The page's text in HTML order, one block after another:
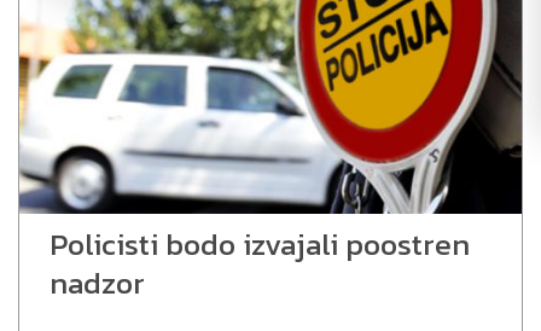
Policisti bodo izvajali poostren
nadzor